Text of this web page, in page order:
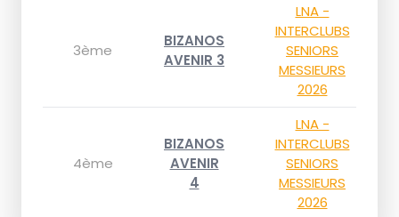
3ème
BIZANOS
AVENIR 3
LNA -
INTERCLUBS
SENIORS
MESSIEURS
2026
4ème
BIZANOS
AVENIR
4
LNA -
INTERCLUBS
SENIORS
MESSIEURS
2026